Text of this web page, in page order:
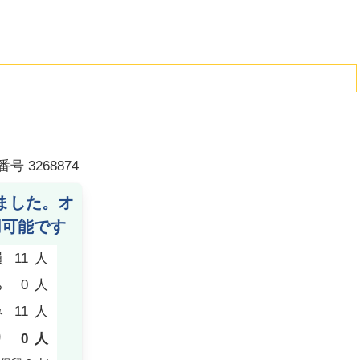
号 3268874
した。オ
能です
11 人
0 人
11 人
0 人